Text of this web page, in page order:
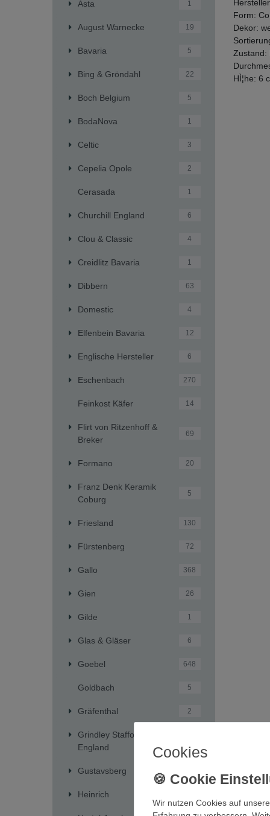
Asta 1
August Warnecke 19
Bavaria 5
Bing & Gröndahl 22
Boch Belgium 5
BodaNova 1
Celtic 3
Cepelia Opole 2
Cerasada 1
Churchill England 6
Clou & Classic 4
Creidlitz Bavaria 1
Dibbern 63
Domestic 4
Elfenbein Bavaria 12
Englische Hersteller 6
Eschenbach 270
Feinkost Käfer 14
Flirt von Ritzenhoff &
Breker
69
Formano 20
Franz Denk Keramik
Coburg
5
Friesland 130
Fürstenberg 72
Gallo 368
Gien 26
Gilde 1
Glas & Gläser 6
Goebel 648
Goldbach 5
Gräfenthal 2
Grindley Staffordshire
England
Gustavsberg
Heinrich
Form:
Dekor:
Zustand:
HÌ¦he: 6
Cookies
Wir nutzen Cookies auf